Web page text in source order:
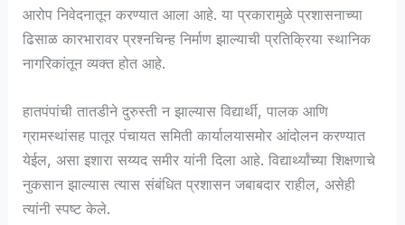
आरोप निवेदनातून करण्यात आला आहे. या प्रकारामुळे प्रशासनाच्या
ढिसाळ कारभारावर प्रश्नचिन्ह निर्माण झाल्याची प्रतिक्रिया स्थानिक
नागरिकांतून व्यक्त होत आहे.
हातपंपांची तातडीने दुरुस्ती न झाल्यास विद्यार्थी, पालक आणि
ग्रामस्थांसह पातूर पंचायत समिती कार्यालयासमोर आंदोलन करण्यात
येईल, असा इशारा सय्यद समीर यांनी दिला आहे. विद्यार्थ्यांच्या शिक्षणाचे
नुकसान झाल्यास त्यास संबंधित प्रशासन जबाबदार राहील, असेही
त्यांनी स्पष्ट केले.